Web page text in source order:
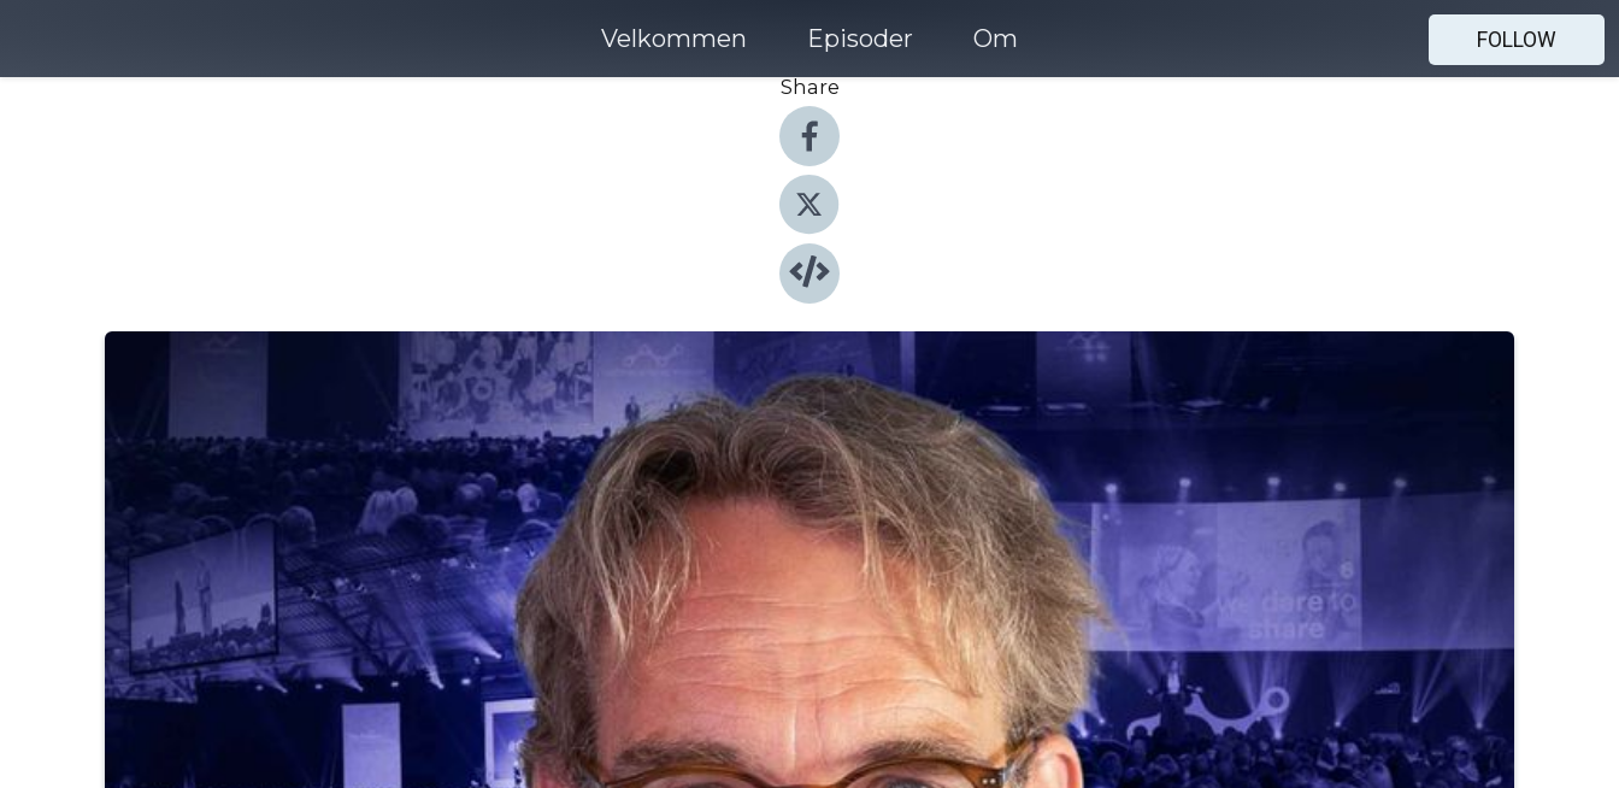
Velkommen Episoder Om
FOLLOW
Share